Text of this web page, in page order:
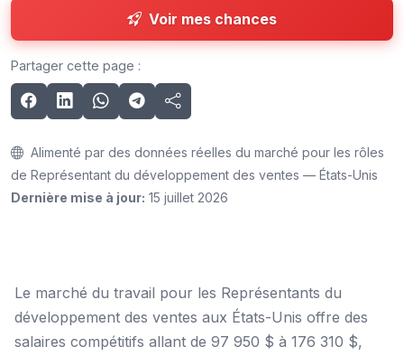
Voir mes chances
Partager cette page :
Alimenté par des données réelles du marché pour les rôles
de Représentant du développement des ventes — États-Unis
Dernière mise à jour: 15 juillet 2026
Le marché du travail pour les Représentants du
développement des ventes aux États-Unis offre des
salaires compétitifs allant de 97 950 $ à 176 310 $,